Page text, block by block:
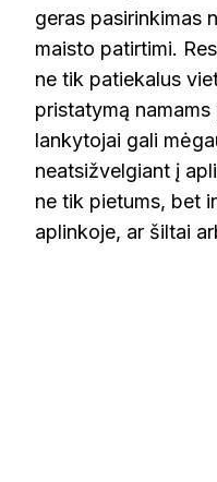
geras pasirinkimas
maisto patirtimi.
ne tik patiekalus
pristatymą
lankytojai gali
neatsižvelgiant į
ne tik pietums, bet
aplinkoje, ar šiltai